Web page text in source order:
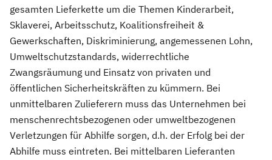
gesamten Lieferkette um die Themen Kinderarbeit,
Sklaverei, Arbeitsschutz, Koalitionsfreiheit &
Gewerkschaften, Diskriminierung, angemessenen Lohn,
Umweltschutzstandards, widerrechtliche
Zwangsräumung und Einsatz von privaten und
öffentlichen Sicherheitskräften zu kümmern. Bei
unmittelbaren Zulieferern muss das Unternehmen bei
menschenrechtsbezogenen oder umweltbezogenen
Verletzungen für Abhilfe sorgen, d.h. der Erfolg bei der
Abhilfe muss eintreten. Bei mittelbaren Lieferanten